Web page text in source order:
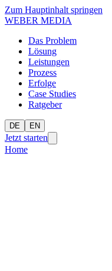
Zum Hauptinhalt springen
WEBER MEDIA
Das Problem
Lösung
Leistungen
Prozess
Erfolge
Case Studies
Ratgeber
DE EN
Jetzt starten
Home